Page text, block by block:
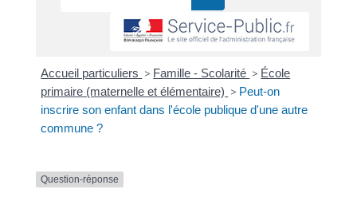
Accueil particuliers > Famille - Scolarité > École
primaire (maternelle et élémentaire) > Peut-on
inscrire son enfant dans l'école publique d'une autre
commune ?
Question-réponse